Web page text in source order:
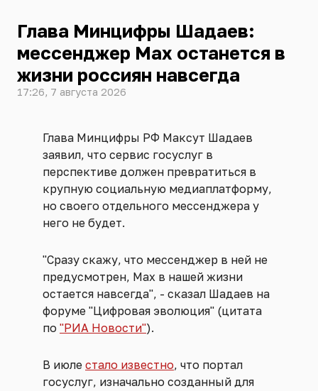
Глава Минцифры Шадаев:
мессенджер Max останется в
жизни россиян навсегда
17:26, 7 августа 2026
Глава Минцифры РФ Максут Шадаев
заявил, что сервис госуслуг в
перспективе должен превратиться в
крупную социальную медиаплатформу,
но своего отдельного мессенджера у
него не будет.
"Сразу скажу, что мессенджер в ней не
предусмотрен, Max в нашей жизни
остается навсегда", - сказал Шадаев на
форуме "Цифровая эволюция" (цитата
по "РИА Новости").
В июле стало известно, что портал
госуслуг, изначально созданный для